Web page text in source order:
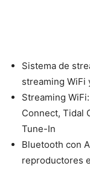
Sistema de
streaming WiFi
Streaming
Connect, Tidal
Tune-In
Bluetooth con
reproductores